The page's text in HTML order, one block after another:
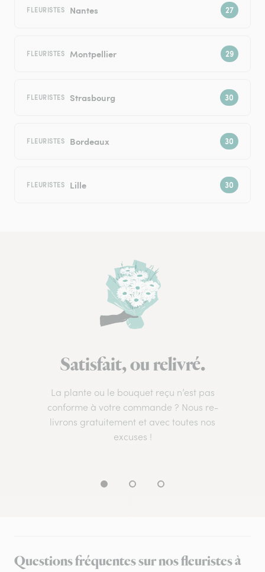
FLEURISTES Nantes
FLEURISTES Montpellier
FLEURISTES Strasbourg
FLEURISTES Bordeaux
FLEURISTES Lille
Satisfait, ou relivré.
La plante ou le bouquet reçu n’est pas
conforme à votre commande ? Nous re-
livrons gratuitement et avec toutes nos
excuses !
Questions fréquentes sur nos fleuristes à